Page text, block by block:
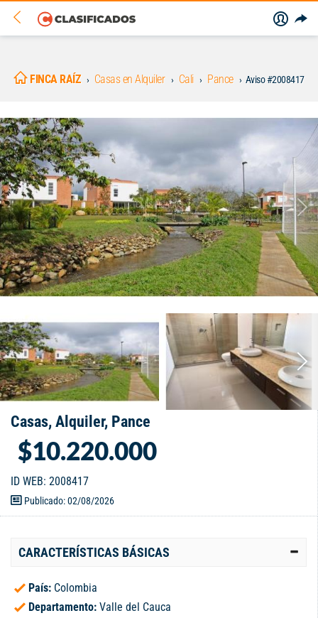
FINCA RAÍZ Casas en Alquiler Cali Pance Aviso #2008417
Casas, Alquiler, Pance
$10.220.000
ID WEB: 2008417
Publicado: 02/08/2026
CARACTERÍSTICAS BÁSICAS
País: Colombia
Departamento: Valle del Cauca